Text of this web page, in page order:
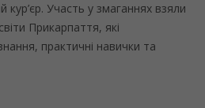
кур’єр. Участь у змаганнях взяли
Прикарпаття, які
практичні навички та